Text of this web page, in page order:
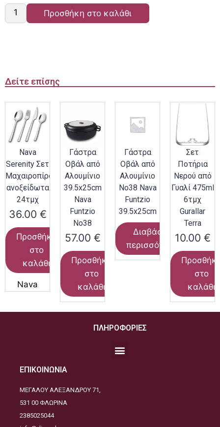
Προσθήκη στο καλάθι
Δείτε επίσης
Nava
Serenity Σετ
Μαχαιροπίρουνα
ανοξείδωτα
24τμχ
36.00 €
Προσθήκη
στο
καλάθι
Nava
Γάστρα
Οβάλ από
Αλουμίνιο
39.5x25cm
Nava
Funtzio
Νο38
57.00 €
Προσθήκη
στο
καλάθι
Γάστρα
Οβάλ από
Αλουμίνιο
Νο38 Nava
Funtzio
39.5x25cm
Διαβάστε
περισσότερα
Σετ
Ποτήρια
Νερού από
Γυαλί 475ml
6τμχ
Gurallar
Terra
10.00 €
στο
καλάθι
ΠΛΗΡΟΦΟΡΙΕΣ
ΕΠΙΚΟΙΝΩΝΙΑ
ΜΕΓΑΛΟΥ ΑΛΕΞΑΝΔΡΟΥ 71,
531 00 ΦΛΩΡΙΝΑ
2385025044